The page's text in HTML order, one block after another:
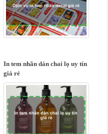
In tem nhãn dán chai lọ uy tín
giá rẻ